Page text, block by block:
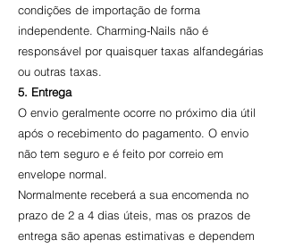
condições de importação de forma
independente. Charming-Nails não é
responsável por quaisquer taxas alfandegárias
ou outras taxas.
5. Entrega
O envio geralmente ocorre no próximo dia útil
após o recebimento do pagamento. O envio
não tem seguro e é feito por correio em
envelope normal.
Normalmente receberá a sua encomenda no
prazo de 2 a 4 dias úteis, mas os prazos de
entrega são apenas estimativas e dependem